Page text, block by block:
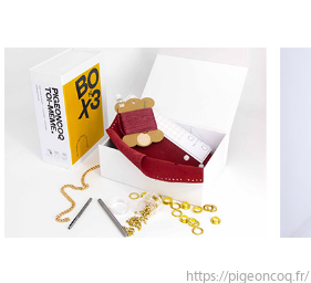
https://pigeoncoq.fr/